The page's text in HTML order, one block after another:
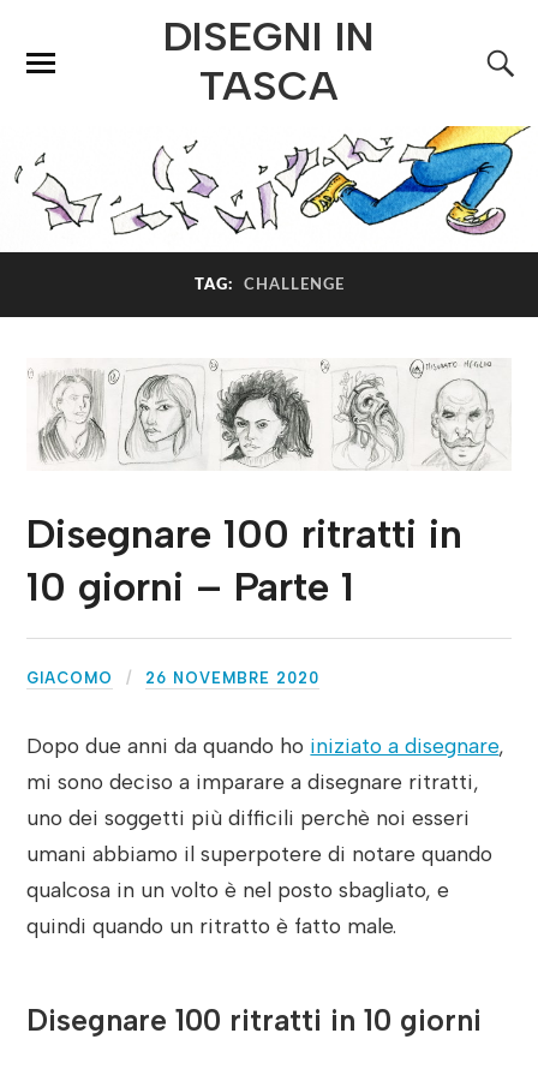
DISEGNI IN
TASCA
TAG: CHALLENGE
Disegnare 100 ritratti in
10 giorni – Parte 1
GIACOMO 26 NOVEMBRE 2020
Dopo due anni da quando ho iniziato a disegnare,
mi sono deciso a imparare a disegnare ritratti,
uno dei soggetti più difficili perchè noi esseri
umani abbiamo il superpotere di notare quando
qualcosa in un volto è nel posto sbagliato, e
quindi quando un ritratto è fatto male.
Disegnare 100 ritratti in 10 giorni